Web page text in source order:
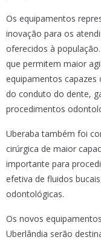
Os equipamentos
inovação para os
oferecidos à
que permitem maior
equipamentos
do conduto do dente,
procedimentos
Uberaba também foi
cirúrgica de maior
importante para
efetiva de fluidos
odontológicas.
Os novos
Uberlândia serão